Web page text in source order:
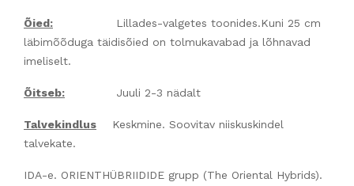
Õied: Lillades-valgetes toonides.Kuni 25 cm
läbimõõduga täidisõied on tolmukavabad ja lõhnavad
imeliselt.
Õitseb: Juuli 2-3 nädalt
Talvekindlus Keskmine. Soovitav niiskuskindel
talvekate.
IDA-e. ORIENTHÜBRIIDIDE grupp (The Oriental Hybrids).